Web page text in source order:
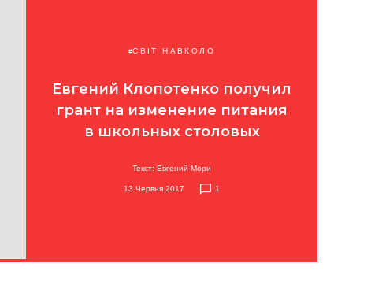
СВІТ НАВКОЛО
Евгений Клопотенко получил
грант на изменение питания
в школьных столовых
Текст: Евгений Мори
13 Червня 2017 1